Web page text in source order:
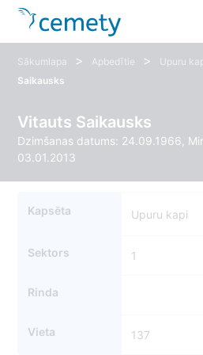
Sākumlapa > Apbedītie > Upuru
Saikausks
Vitauts Saikausks
Dzimšanas datums: 24.09.1966,
03.01.2013
Kapsēta Upuru kapi
Sektors 1
Rinda
Vieta 137